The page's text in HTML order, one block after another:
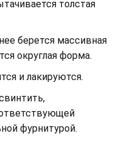
толстая
берется массивная
округлая форма.
и лакируются.
фурнитурой.